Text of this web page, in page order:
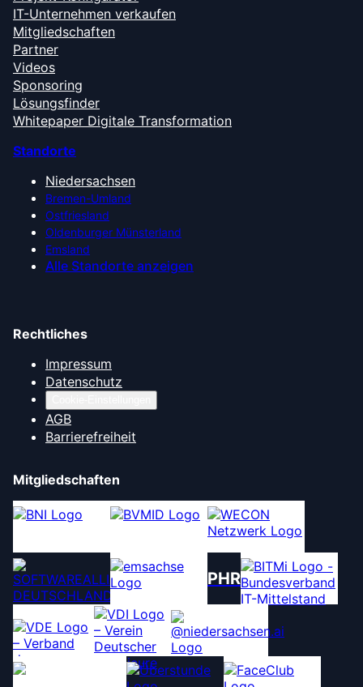
IT-Unternehmen verkaufen
Mitgliedschaften
Partner
Videos
Sponsoring
Lösungsfinder
Whitepaper Digitale Transformation
Standorte
Niedersachsen
Bremen-Umland
Ostfriesland
Oldenburger Münsterland
Emsland
Alle Standorte anzeigen
Rechtliches
Impressum
Datenschutz
AGB
Barrierefreiheit
Mitgliedschaften
PHR